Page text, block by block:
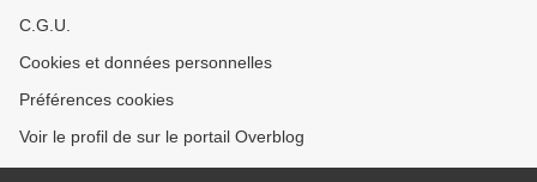
C.G.U.
Cookies et données personnelles
Préférences cookies
Voir le profil de sur le portail Overblog